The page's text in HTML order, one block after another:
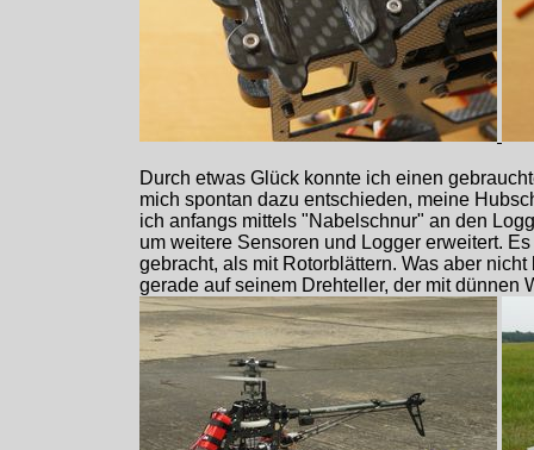
Durch etwas Glück konnte ich einen
mich spontan dazu entschieden, meine
ich anfangs mittels "Nabelschnur" an den
um weitere Sensoren und Logger erweitert.
gebracht, als mit Rotorblättern. Was aber
gerade auf seinem Drehteller, der mit dünnen